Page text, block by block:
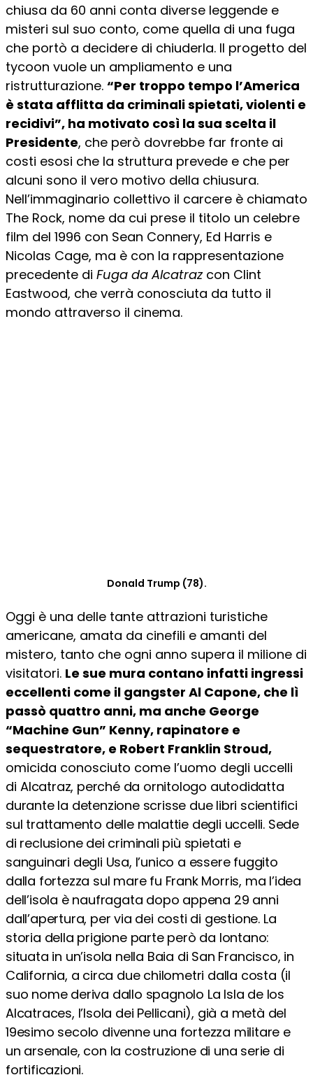
chiusa da 60 anni conta diverse leggende e
misteri sul suo conto, come quella di una fuga
che portò a decidere di chiuderla. Il progetto del
tycoon vuole un ampliamento e una
ristrutturazione. “Per troppo tempo l’America
è stata afflitta da criminali spietati, violenti e
recidivi”, ha motivato così la sua scelta il
Presidente, che però dovrebbe far fronte ai
costi esosi che la struttura prevede e che per
alcuni sono il vero motivo della chiusura.
Nell’immaginario collettivo il carcere è chiamato
The Rock, nome da cui prese il titolo un celebre
film del 1996 con Sean Connery, Ed Harris e
Nicolas Cage, ma è con la rappresentazione
precedente di Fuga da Alcatrazcon Clint
Eastwood, che verrà conosciuta da tutto il
mondo attraverso il cinema.
Donald Trump (78).
Oggi è una delle tante attrazioni turistiche
americane, amata da cinefili e amanti del
mistero, tanto che ogni anno supera il milione di
visitatori. Le sue mura contano infatti ingressi
eccellenti come il gangster Al Capone, che lì
passò quattro anni, ma anche George
“Machine Gun” Kenny, rapinatore e
sequestratore, e Robert Franklin Stroud,
omicida conosciuto come l’uomo degli uccelli
di Alcatraz, perché da ornitologo autodidatta
durante la detenzione scrisse due libri scientifici
sul trattamento delle malattie degli uccelli. Sede
di reclusione dei criminali più spietati e
sanguinari degli Usa, l’unico a essere fuggito
dalla fortezza sul mare fu Frank Morris, ma l’idea
dell’isola è naufragata dopo appena 29 anni
dall’apertura, per via dei costi di gestione. La
storia della prigione parte però da lontano:
situata in un’isola nella Baia di San Francisco, in
California, a circa due chilometri dalla costa (il
suo nome deriva dallo spagnolo La Isla de los
Alcatraces, l’Isola dei Pellicani), già a metà del
19esimo secolo divenne una fortezza militare e
un arsenale, con la costruzione di una serie di
fortificazioni.